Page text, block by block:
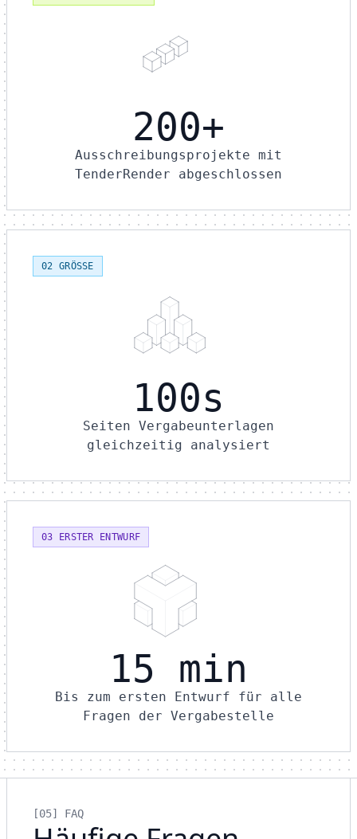
200+
Ausschreibungsprojekte mit
TenderRender abgeschlossen
02 GRÖSSE
100s
Seiten Vergabeunterlagen
gleichzeitig analysiert
03 ERSTER ENTWURF
15 min
Bis zum ersten Entwurf für alle
Fragen der Vergabestelle
[05] FAQ